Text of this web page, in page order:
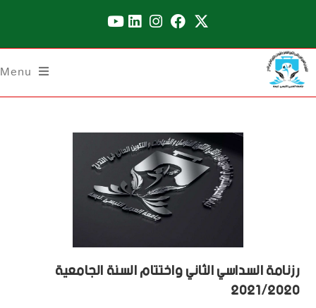
Menu
رزنامة السداسي الثاني واختتام السنة الجامعية
2021/2020